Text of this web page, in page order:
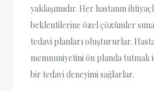
yaklaşımıdır. Her hastanın
beklentilerine özel çözümler
tedavi planları oluştururlar.
memnuniyetini ön planda tutmak
bir tedavi deneyimi sağlarlar.